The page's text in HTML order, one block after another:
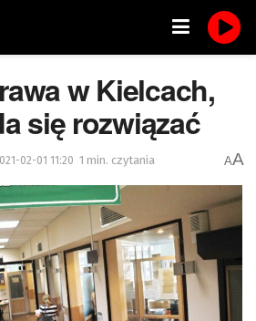
w Kielcach,
się rozwiązać
02-01 11:20 1 min. czytania AA